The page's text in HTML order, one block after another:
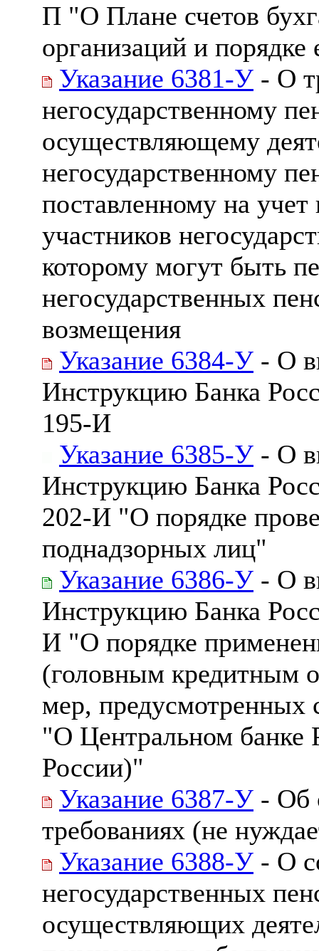
П "О Плане счетов
организаций и
Указание 6381-У - О
негосударственному
осуществляющему
негосударственному
поставленному на учет
участников
которому могут быть
негосударственных
возмещения
Указание 6384-У - О
Инструкцию Банка
195-И
Указание 6385-У - О
Инструкцию Банка
202-И "О порядке
поднадзорных лиц"
Указание 6386-У - О
Инструкцию Банка
И "О порядке
(головным кредитным
мер, предусмотренных
"О Центральном банке
России)"
Указание 6387-У - Об
требованиях (не
Указание 6388-У - О
негосударственных
осуществляющих